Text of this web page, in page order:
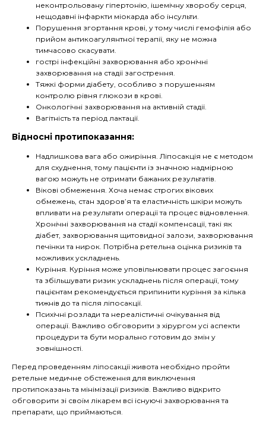
неконтрольовану гіпертонію, ішемічну хворобу серця,
нещодавні інфаркти міокарда або інсульти.
Порушення згортання крові, у тому числі гемофілія або
прийом антикоагулянтної терапії, яку не можна
тимчасово скасувати.
гострі інфекційні захворювання або хронічні
захворювання на стадії загострення.
Тяжкі форми діабету, особливо з порушенням
контролю рівня глюкози в крові.
Онкологічні захворювання на активній стадії.
Вагітність та період лактації.
Відносні протипоказання:
Надлишкова вага або ожиріння. Ліпосакція не є методом
для схуднення, тому пацієнти із значною надмірною
вагою можуть не отримати бажаних результатів.
Вікові обмеження. Хоча немає строгих вікових
обмежень, стан здоров’я та еластичність шкіри можуть
впливати на результати операції та процес відновлення.
Хронічні захворювання на стадії компенсації, такі як
діабет, захворювання щитовидної залози, захворювання
печінки та нирок. Потрібна ретельна оцінка ризиків та
можливих ускладнень.
Куріння. Куріння може уповільнювати процес загоєння
та збільшувати ризик ускладнень після операції, тому
пацієнтам рекомендується припинити куріння за кілька
тижнів до та після ліпосакції.
Психічні розлади та нереалістичні очікування від
операції. Важливо обговорити з хірургом усі аспекти
процедури та бути морально готовим до змін у
зовнішності.
Перед проведенням ліпосакції живота необхідно пройти
ретельне медичне обстеження для виключення
протипоказань та мінімізації ризиків. Важливо відкрито
обговорити зі своїм лікарем всі існуючі захворювання та
препарати, що приймаються.